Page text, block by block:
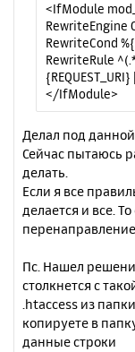
<IfModule
RewriteEngine
RewriteCond
RewriteRule
</IfModule>
Делал под
Сейчас пытаюсь
делать.
Если я все
делается и все.
перенаправление
Пс. Нашел
столкнется с
.htaccess из
копируете в
данные строки